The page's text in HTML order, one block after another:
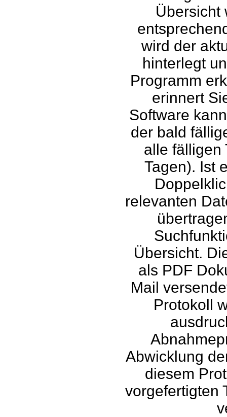
Übersicht
wird der
hinterlegt
Programm
erinnert
Software
der bald
alle fälligen
Tagen). Ist
relevanten
Übersicht.
als PDF
Mail
Protokoll
Abwicklung
diesem
vorgefertigten